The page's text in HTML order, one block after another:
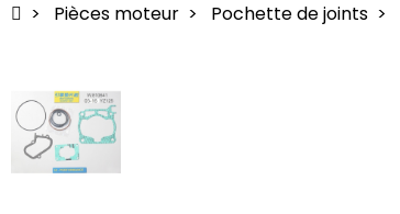
Pièces moteur Pochette de joints